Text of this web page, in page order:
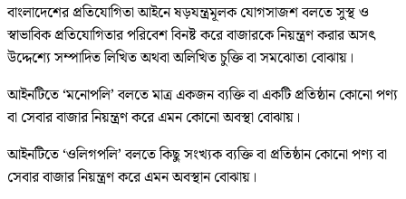
বাংলাদেশের প্রতিযোগিতা আইনে ষড়যন্ত্রমূলক যোগসাজশ বলতে সুস্থ ও
স্বাভাবিক প্রতিযোগিতার পরিবেশ বিনষ্ট করে বাজারকে নিয়ন্ত্রণ করার অসৎ
উদ্দেশ্যে সম্পাদিত লিখিত অথবা অলিখিত চুক্তি বা সমঝোতা বোঝায়।
আইনটিতে ‘মনোপলি’ বলতে মাত্র একজন ব্যক্তি বা একটি প্রতিষ্ঠান কোনো পণ্য
বা সেবার বাজার নিয়ন্ত্রণ করে এমন কোনো অবস্থা বোঝায়।
আইনটিতে ‘ওলিগপলি’ বলতে কিছু সংখ্যক ব্যক্তি বা প্রতিষ্ঠান কোনো পণ্য বা
সেবার বাজার নিয়ন্ত্রণ করে এমন অবস্থান বোঝায়।